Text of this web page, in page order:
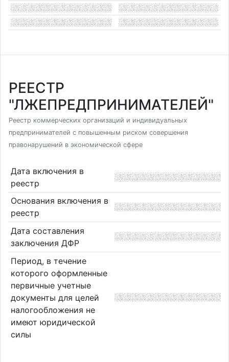
РЕЕСТР
"ЛЖЕПРЕДПРИНИМАТЕЛЕЙ"
Реестр коммерческих организаций и индивидуальных
предпринимателей с повышенным риском совершения
правонарушений в экономической сфере
Дата включения в
реестр
Основания включения в
реестр
Дата составления
заключения ДФР
Период, в течение
которого оформленные
первичные учетные
документы для целей
налогообложения не
имеют юридической
силы